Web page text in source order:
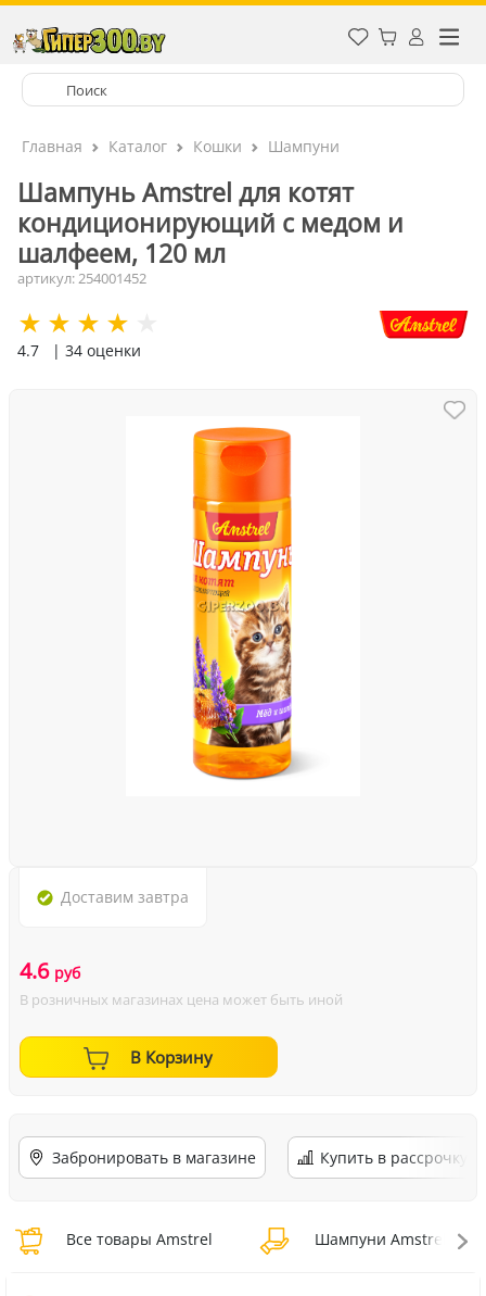
Главная Каталог Кошки Шампуни
Шампунь Amstrel для котят
кондиционирующий с медом и
шалфеем, 120 мл
артикул: 254001452
4.7 | 34 оценки
Доставим завтра
4.6 руб
В розничных магазинах цена может быть иной
В Корзину
Забронировать в магазине Купить в рассрочку
Все товары Amstrel Шампуни Amstrel